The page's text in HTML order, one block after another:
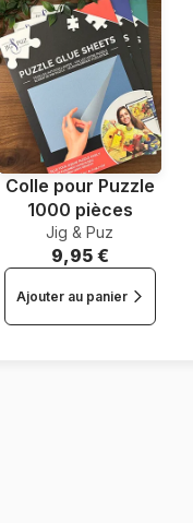
Colle pour Puzzle
1000 pièces
Jig & Puz
9,95 €
Ajouter au panier